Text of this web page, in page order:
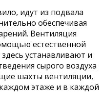
идут из подвала
обеспечивая
Вентиляция
естественной
устанавливают и
сырого воздуха
шахты вентиляции,
этаже и в каждой